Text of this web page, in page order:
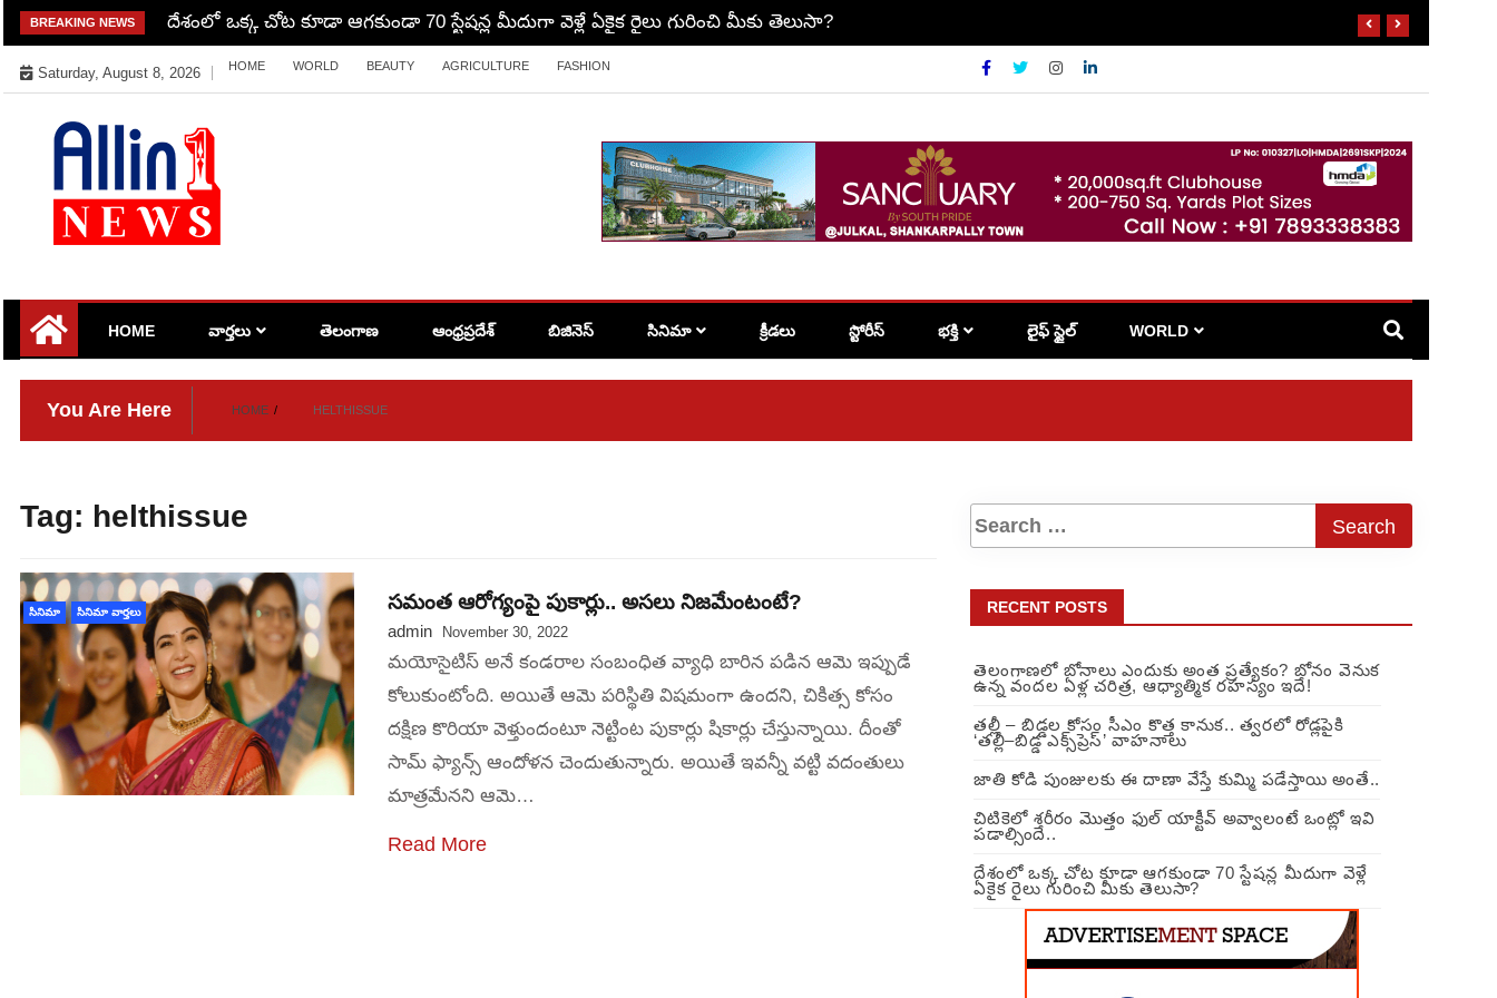
Skip
to
content
BREAKING NEWS గుండెల్ని పిండేసే ఘటన.. భార్య మీద కోపంతో పసిప్రాణాన్ని క్రూరంగా..
Saturday, August 8, 2026 HOME WORLD BEAUTY AGRICULTURE FASHION
HOME వార్తలు తెలంగాణ ఆంధ్రప్రదేశ్ బిజినెస్ సినిమా క్రీడలు స్టోరీస్ భక్తి లైఫ్ స్టైల్ WORLD
You Are Here HOME HELTHISSUE
Tag: helthissue
సినిమా సినిమా వార్తలు సమంత ఆరోగ్యంపై పుకార్లు.. అసలు నిజమేంటంటే?
admin November 30, 2022
మయోసైటిస్‌ అనే కండరాల సంబంధిత వ్యాధి బారిన పడిన ఆమె ఇప్పుడే
కోలుకుంటోంది. అయితే ఆమె పరిస్థితి విషమంగా ఉందని, చికిత్స కోసం
దక్షిణ కొరియా వెళ్తుందంటూ నెట్టింట పుకార్లు షికార్లు చేస్తున్నాయి. దీంతో
సామ్‌ ఫ్యాన్స్‌ ఆందోళన చెందుతున్నారు. అయితే ఇవన్నీ వట్టి వదంతులు
మాత్రమేనని ఆమె…
Read More
RECENT POSTS
తెలంగాణలో బోనాలు ఎందుకు అంత ప్రత్యేకం? బోనం వెనుక
ఉన్న వందల ఏళ్ల చరిత్ర, ఆధ్యాత్మిక రహస్యం ఇదే!
తల్లీ – బిడ్డల కోసం సీఎం కొత్త కానుక.. త్వరలో రోడ్లపైకి
‘తల్లీ–బిడ్డ ఎక్స్‌ప్రెస్’ వాహనాలు
జాతి కోడి పుంజులకు ఈ దాణా వేస్తే కుమ్మి పడేస్తాయి అంతే..
చిటికెలో శరీరం మొత్తం ఫుల్ యాక్టీవ్ అవ్వాలంటే ఒంట్లో ఇవి
పడాల్సిందే..
దేశంలో ఒక్క చోట కూడా ఆగకుండా 70 స్టేషన్ల మీదుగా వెళ్లే
ఏకైక రైలు గురించి మీకు తెలుసా?